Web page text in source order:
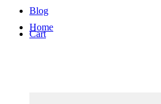
Blog
Cart
Home